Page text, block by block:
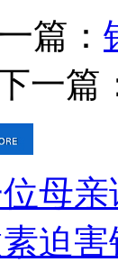
一篇：
一篇
位母
迫